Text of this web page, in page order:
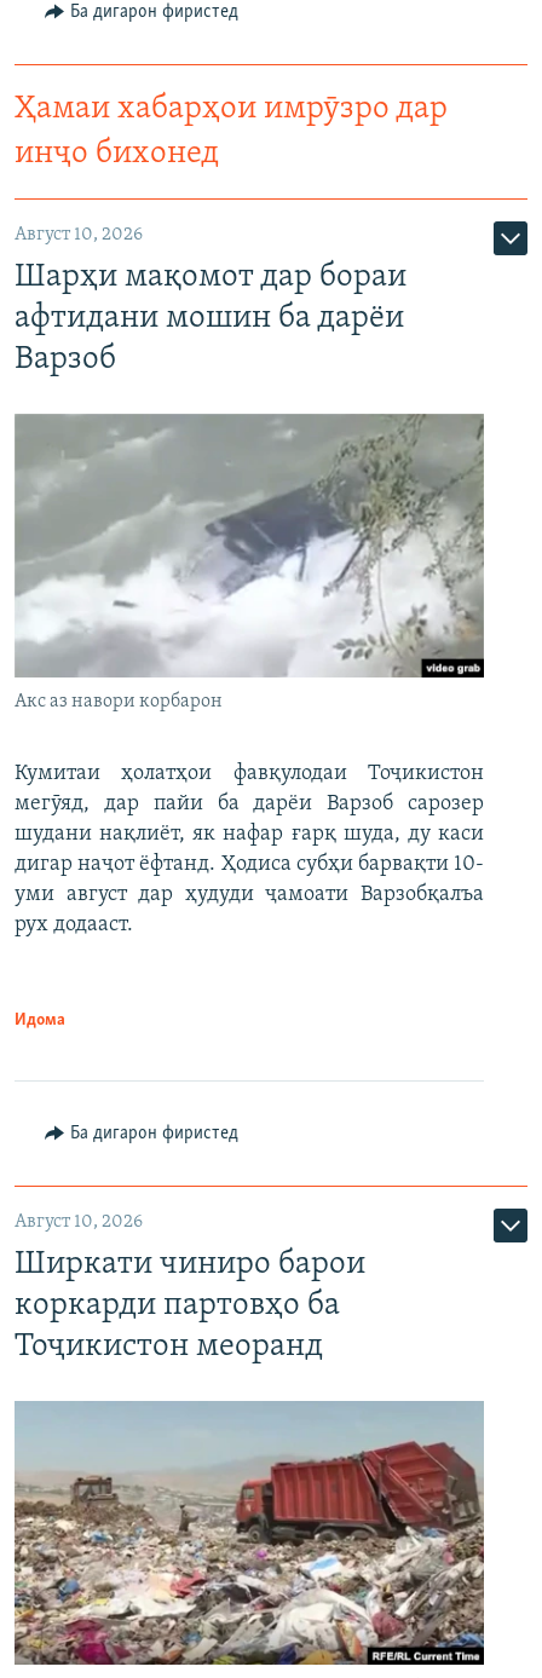
Ба дигарон фиристед
Ҳамаи хабарҳои имрӯзро дар
инҷо бихонед
Август 10, 2026
Шарҳи мақомот дар бораи
афтидани мошин ба дарёи
Варзоб
Акс аз навори корбарон
Кумитаи ҳолатҳои фавқулодаи Тоҷикистон
мегӯяд, дар пайи ба дарёи Варзоб сарозер
шудани нақлиёт, як нафар ғарқ шуда, ду каси
дигар наҷот ёфтанд. Ҳодиса субҳи барвақти 10-
уми август дар ҳудуди ҷамоати Варзобқалъа
рух додааст.
Идома
Ба дигарон фиристед
Август 10, 2026
Ширкати чиниро барои
коркарди партовҳо ба
Тоҷикистон меоранд